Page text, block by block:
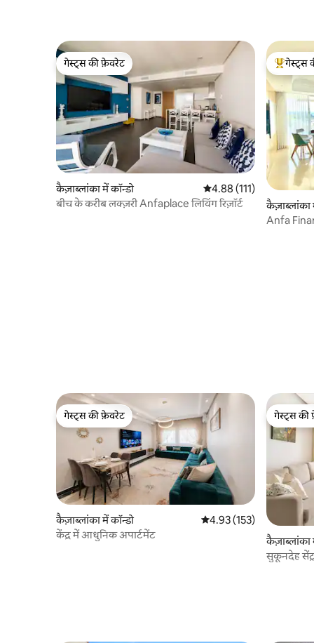
गेस्ट्स की फ़ेवरेट
गेस्ट्स की फ़ेवरेट
कैज़ाब्लांका में कॉन्डो औसत रेटिंग 5 में से 4.88, 111
4.88 (111)
बीच के करीब लक्ज़री Anfaplace लिविंग रिज़ॉर्ट
गेस्ट्स का
गेस्ट्स
कैज़ाब्लांका
Anfa
गेस्ट्स की फ़ेवरेट
गेस्ट्स की फ़ेवरेट
कैज़ाब्लांका में कॉन्डो औसत रेटिंग 5 में से 4.93, 153
4.93 (153)
केंद्र में आधुनिक अपार्टमेंट
गेस्ट्स की
गेस्ट्स की
कैज़ाब्लांका
सुकूनदेह